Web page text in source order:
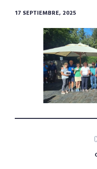
17 SEPTIEMBRE, 2025